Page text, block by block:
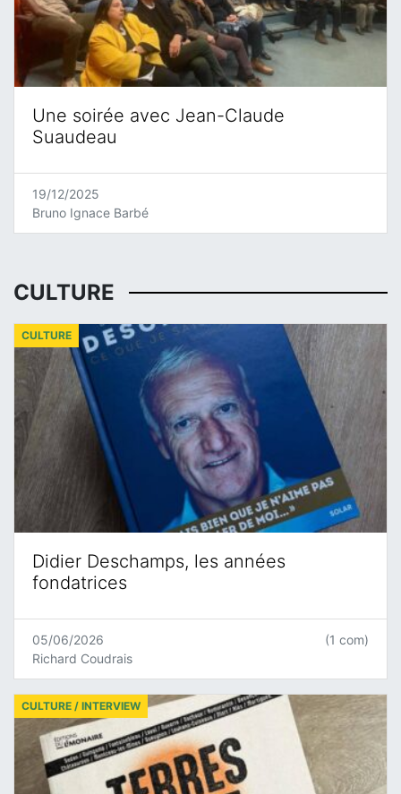
Une soirée avec Jean-Claude
Suaudeau
19/12/2025
Bruno Ignace Barbé
CULTURE
Didier Deschamps, les années
fondatrices
CULTURE
05/06/2026
Richard Coudrais
(1 com)
CULTURE / INTERVIEW